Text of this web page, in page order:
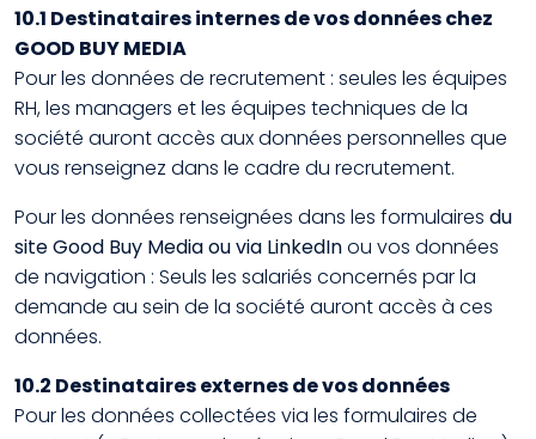
10.1 Destinataires internes de vos données chez
GOOD BUY MEDIA
Pour les données de recrutement : seules les équipes
RH, les managers et les équipes techniques de la
société auront accès aux données personnelles que
vous renseignez dans le cadre du recrutement.
Pour les données renseignées dans les formulaires du
site Good Buy Media ou via LinkedInou vos données
de navigation : Seuls les salariés concernés par la
demande au sein de la société auront accès à ces
données.
10.2 Destinataires externes de vos données
Pour les données collectées via les formulaires de